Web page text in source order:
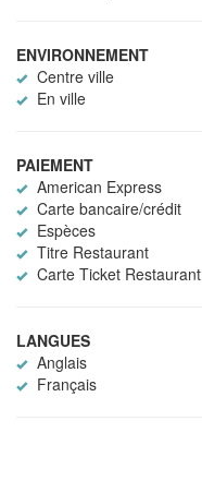
ENVIRONNEMENT
Centre ville
En ville
PAIEMENT
American Express
Carte bancaire/crédit
Espèces
Titre Restaurant
Carte Ticket Restaurant
LANGUES
Anglais
Français